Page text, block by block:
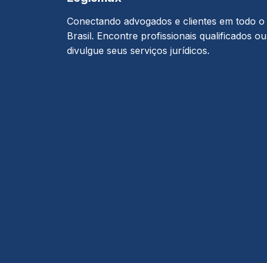
Conectando advogados e clientes em todo o
Brasil. Encontre profissionais qualificados ou
divulgue seus serviços jurídicos.